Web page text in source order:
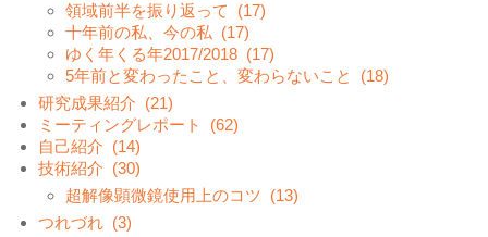
領域前半を振り返って
(17)
十年前の私、今の私 (17)
ゆく年くる年2017/2018 (17)
5年前と変わったこと、変わらないこと
(18)
研究成果紹介 (21)
ミーティングレポート
(62)
自己紹介 (14)
技術紹介 (30)
超解像顕微鏡使用上のコツ (13)
つれづれ (3)